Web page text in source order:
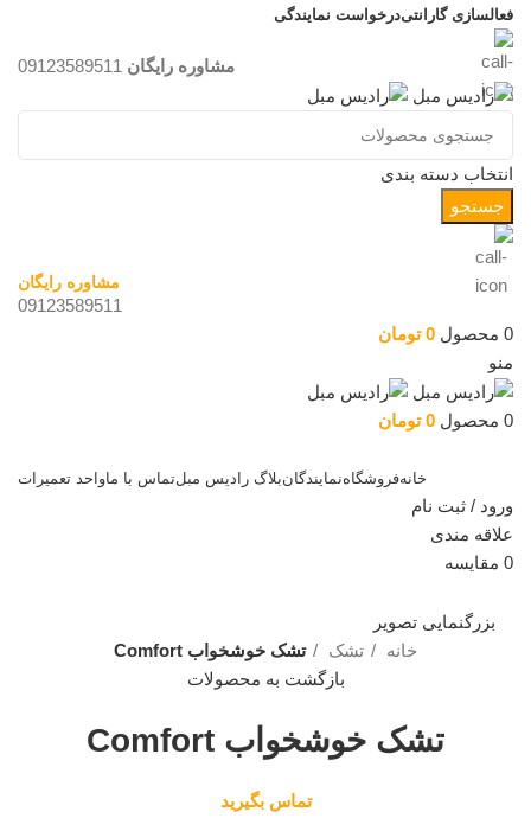
فعالسازی گارانتیدرخواست نمایندگی
مشاوره رایگان
انتخاب دسته بندی
جستجو
مشاوره رایگان
09123589511
0 محصول 0 تومان
منو
0 محصول 0 تومان
خانهفروشگاهنمایندگانبلاگ رادیس مبلتماس با ماواحد تعمیرات
ورود / ثبت نام
علاقه مندی
0 مقایسه
بزرگنمایی تصویر
خانه
تشک
تشک خوشخواب Comfort
بازگشت به محصولات
تشک خوشخواب Comfort
تماس بگیرید